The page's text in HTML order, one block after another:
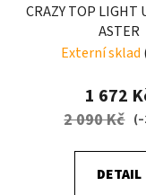
CRAZY TOP LIGHT
ASTER
Externí sklad
1 672
2 090 Kč
DETAIL